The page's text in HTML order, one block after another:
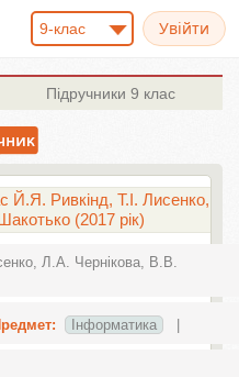
9-клас
Підручники 9 клас
Й.Я. Ривкінд, Т.І. Лисенко,
(2017 рік)
Л.А. Чернікова, В.В.
Інформатика